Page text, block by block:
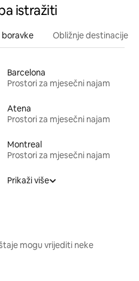
istražiti
boravke Obližnje destinacije
Barcelona
Prostori za mjesečni najam
Atena
Prostori za mjesečni najam
Montreal
Prostori za mjesečni najam
Prikaži više
mogu vrijediti neke